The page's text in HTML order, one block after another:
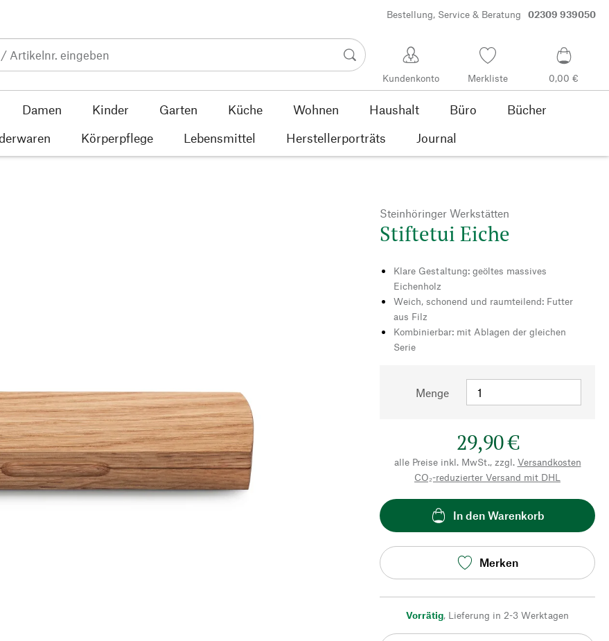
Bestellung, Service & Beratung 02309 939050
Kundenkonto Merkliste 0,00 €
Damen Kinder Garten Küche Wohnen Haushalt Büro
Bücher
Körperpflege Lebensmittel Herstellerporträts Journal
Steinhöringer Werkstätten
Stiftetui Eiche
Klare Gestaltung: geöltes massives
Eichenholz
Weich, schonend und raumteilend: Futter
aus Filz
Kombinierbar: mit Ablagen der gleichen
Serie
Menge
29,90 €
alle Preise inkl. MwSt., zzgl. Versandkosten
CO₂-reduzierter Versand mit DHL
In den Warenkorb
Merken
Vorrätig, Lieferung in 2-3 Werktagen